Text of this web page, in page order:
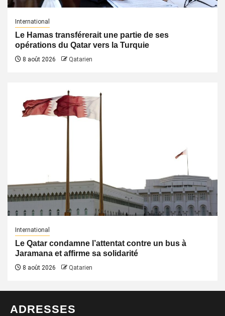
International
Le Hamas transférerait une partie de ses
opérations du Qatar vers la Turquie
8 août 2026 Qatarien
International
Le Qatar condamne l’attentat contre un bus à
Jaramana et affirme sa solidarité
8 août 2026 Qatarien
ADRESSES